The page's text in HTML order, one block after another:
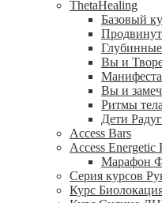
ThetaHealing
Базовый
Вы и
Вы и
Ритмы
Дети
Access Bars
Access Energetic
Марафон
Серия курсов
Курс